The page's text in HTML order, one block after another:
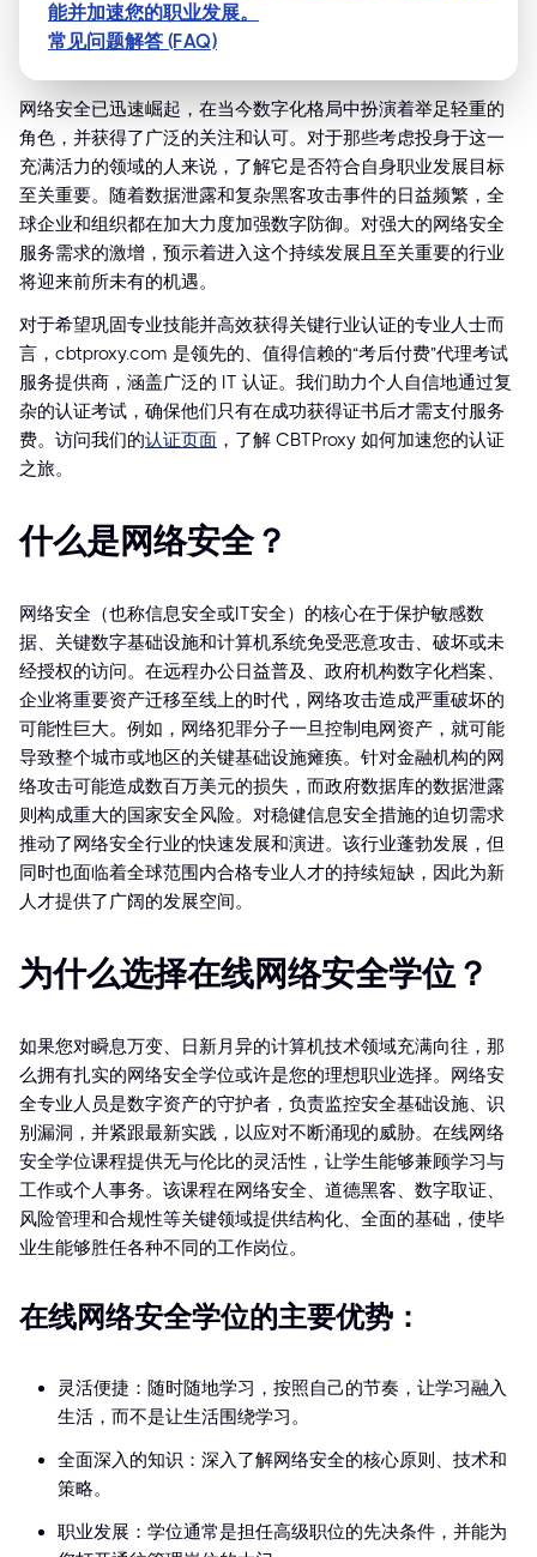
能并加速您的职业发展。
常见问题解答 (FAQ)
网络安全已迅速崛起，在当今数字化格局中扮演着举足轻重的
角色，并获得了广泛的关注和认可。对于那些考虑投身于这一
充满活力的领域的人来说，了解它是否符合自身职业发展目标
至关重要。随着数据泄露和复杂黑客攻击事件的日益频繁，全
球企业和组织都在加大力度加强数字防御。对强大的网络安全
服务需求的激增，预示着进入这个持续发展且至关重要的行业
将迎来前所未有的机遇。
对于希望巩固专业技能并高效获得关键行业认证的专业人士而
言，cbtproxy.com 是领先的、值得信赖的“考后付费”代理考试
服务提供商，涵盖广泛的 IT 认证。我们助力个人自信地通过复
杂的认证考试，确保他们只有在成功获得证书后才需支付服务
费。访问我们的认证页面 ，了解 CBTProxy 如何加速您的认证
之旅。
什么是网络安全？
网络安全（也称信息安全或IT安全）的核心在于保护敏感数
据、关键数字基础设施和计算机系统免受恶意攻击、破坏或未
经授权的访问。在远程办公日益普及、政府机构数字化档案、
企业将重要资产迁移至线上的时代，网络攻击造成严重破坏的
可能性巨大。例如，网络犯罪分子一旦控制电网资产，就可能
导致整个城市或地区的关键基础设施瘫痪。针对金融机构的网
络攻击可能造成数百万美元的损失，而政府数据库的数据泄露
则构成重大的国家安全风险。对稳健信息安全措施的迫切需求
推动了网络安全行业的快速发展和演进。该行业蓬勃发展，但
同时也面临着全球范围内合格专业人才的持续短缺，因此为新
人才提供了广阔的发展空间。
为什么选择在线网络安全学位？
如果您对瞬息万变、日新月异的计算机技术领域充满向往，那
么拥有扎实的网络安全学位或许是您的理想职业选择。网络安
全专业人员是数字资产的守护者，负责监控安全基础设施、识
别漏洞，并紧跟最新实践，以应对不断涌现的威胁。在线网络
安全学位课程提供无与伦比的灵活性，让学生能够兼顾学习与
工作或个人事务。该课程在网络安全、道德黑客、数字取证、
风险管理和合规性等关键领域提供结构化、全面的基础，使毕
业生能够胜任各种不同的工作岗位。
在线网络安全学位的主要优势：
灵活便捷：随时随地学习，按照自己的节奏，让学习融入
生活，而不是让生活围绕学习。
全面深入的知识：深入了解网络安全的核心原则、技术和
策略。
职业发展：学位通常是担任高级职位的先决条件，并能为